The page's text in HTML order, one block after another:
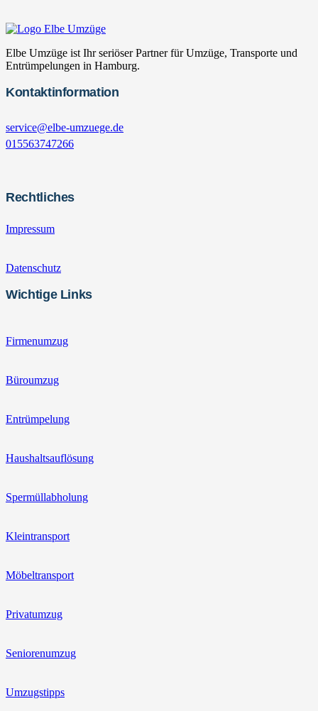
Elbe Umzüge ist Ihr seriöser Partner für Umzüge, Transporte und
Entrümpelungen in Hamburg.
Kontaktinformation
service@elbe-umzuege.de
015563747266
Rechtliches
Impressum
Datenschutz
Wichtige Links
Firmenumzug
Büroumzug
Entrümpelung
Haushaltsauflösung
Spermüllabholung
Kleintransport
Möbeltransport
Privatumzug
Seniorenumzug
Umzugstipps